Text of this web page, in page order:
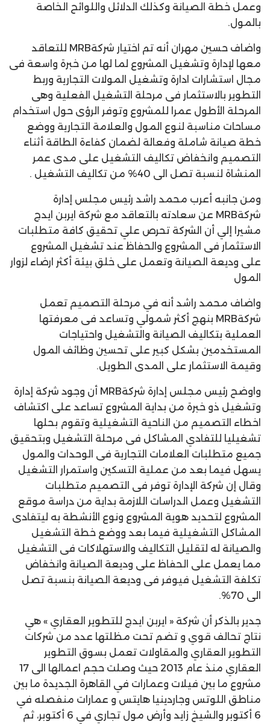
وعمل خطة الصيانة وكذلك الدلائل واللوائح الخاصة
بالمول.
واضاف حسين مهران أنه تم اختيار شركةMRB للتعاقد
معها لإدارة وتشغيل المشروع لما لها من خبرة واسعة فى
مجال استشارات ادارة وتشغيل المولات التجارية وربط
التطوير بالاستثمار فى مرحلة التشغيل الفعلية وهى
المرحلة الأطول عمرا للمشروع وتوفر الرؤى حول استخدام
مساحات مناسبة لنوع المول والعلامة التجارية ووضع
خطة صيانة شاملة وفعالة لضمان كفاءة الطاقة أثناء
التصميم وانخفاض تكاليف التشغيل على مدى عمر
المنشاة لنسبة تصل الى 40% من تكاليف التشغيل .
ومن جانبه أعرب محمد راشد رئيس مجلس إدارة
شركةMRB عن سعادته بالتعاقد مع شركة ايربن ايدج
مشيرا إلي أن الشركة تحرص علي تحقيق كافة متطلبات
الاستثمار فى المشروع والحفاظ عند تشغيل المشروع
على وديعة الصيانة وتعمل على خلق بيئة أكثر ارضاء لزوار
المول
واضاف محمد راشد أنه في مرحلة التصميم تعمل
شركةMRB بنهج أكثر شمولي وتساعد فى معرفتها
العملية بتكاليف الصيانة والتشغيل واحتياجات
المستخدمين بشكل كبير على تحسين وظائف المول
وقيمة الاستثمار على المدى الطويل.
واوضح رئيس مجلس إدارة شركةMRB أن وجود شركة إدارة
وتشغيل ذو خبرة من بداية المشروع تساعد على اكتشاف
اخطاء التصميم من الناحية التشغيلية وتقوم بحلها
تشغيليا للتفادي المشاكل فى مرحلة التشغيل وبتحقيق
جميع متطلبات العلامات التجارية فى الوحدات والمول
يسهل فيما بعد من عملية التسكين واستمرار التشغيل
وقال إن شركة الإدارة توفر فى التصميم متطلبات
التشغيل وعمل الدراسات اللازمة بداية من دراسة موقع
المشروع لتحديد هوية المشروع ونوع الأنشطة به ليتفادى
المشاكل التشغيلية فيما بعد ووضع خطة التشغيل
والصيانة له لتقليل التكاليف والاستهلاكات فى التشغيل
مما يعمل على الحفاظ على وديعة الصيانة وانخفاض
تكلفة التشغيل فيوفر فى وديعة الصيانة بنسبة تصل
الى 70%.
جدير بالذكر أن شركة « ايربن ايدج للتطوير العقاري » هي
نتاج تحالف قوي و تضم تحت مظلتها عدد من شركات
التطوير العقاري والمقاولات تعمل بسوق التطوير
العقاري منذ عام 2013 حيث وصلت حجم اعمالها الى 17
مشروع ما بين فيلات وعمارات في القاهرة الجديدة ما بين
مناطق اللوتس وجاردينيا هايتس و عمارات منفصله في
6 أكتوبر والشيخ زايد وأرض مول تجاري في 6 أكتوبر، ثم